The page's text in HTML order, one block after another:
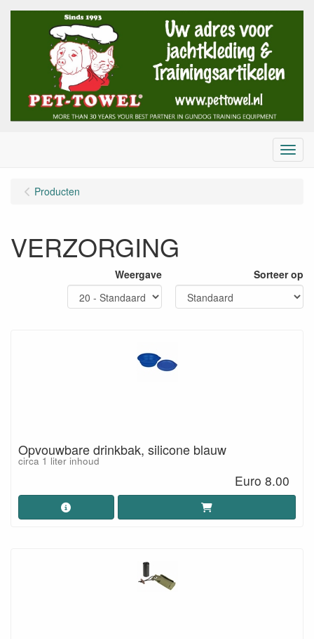
Menu
Producten
VERZORGING
Weergave Sorteer op
Opvouwbare drinkbak, silicone blauw
circa 1 liter inhoud
Euro 8.00